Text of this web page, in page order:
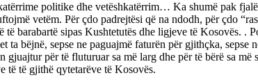
politike dhe vetëshkatërrim… Ka shumë pak
vetëm. Për çdo padrejtësi që na ndodh, për çdo
barabartë sipas Kushtetutës dhe ligjeve të Kosovës. .
bëjnë, sepse ne paguajmë faturën për gjithçka, sepse
për të fluturuar sa më larg dhe për të bërë sa
të të gjithë qytetarëve të Kosovës.